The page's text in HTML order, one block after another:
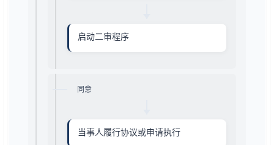
启动二审程序
同意
当事人履行协议或申请执行